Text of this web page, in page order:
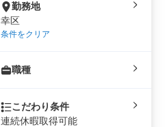
勤務地
幸区
条件をクリア
職種
こだわり条件
連続休暇取得可能